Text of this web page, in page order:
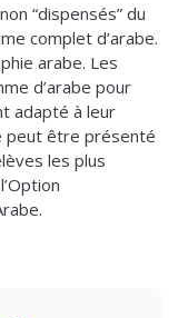
“dispensés” du
complet d’arabe.
arabe. Les
d’arabe pour
adapté à leur
peut être présenté
les plus